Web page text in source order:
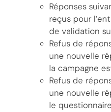
Réponses
reçus pour
de validation
Refus de
une nouvelle
la campagne
Refus de
une nouvelle
le